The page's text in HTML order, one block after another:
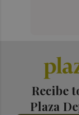
Recibe
Plaza